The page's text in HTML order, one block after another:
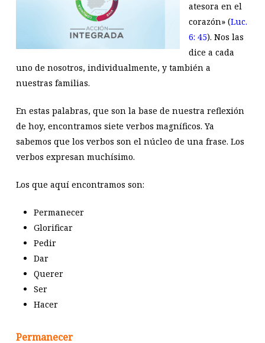
atesora en el
corazón» (Luc.
6: 45). Nos las
dice a cada
uno de nosotros, individualmente, y también a
nuestras familias.
En estas palabras, que son la base de nuestra reflexión
de hoy, encontramos siete verbos magníficos. Ya
sabemos que los verbos son el núcleo de una frase. Los
verbos expresan muchísimo.
Los que aquí encontramos son:
Permanecer
Glorificar
Pedir
Dar
Querer
Ser
Hacer
Permanecer